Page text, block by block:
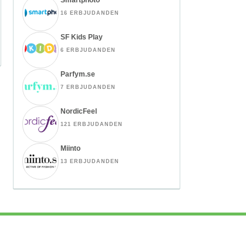
16 ERBJUDANDEN
SF Kids Play
6 ERBJUDANDEN
Parfym.se
7 ERBJUDANDEN
NordicFeel
121 ERBJUDANDEN
Miinto
13 ERBJUDANDEN